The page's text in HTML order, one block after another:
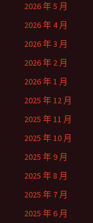
2026 年 5 月
2026 年 4 月
2026 年 3 月
2026 年 2 月
2026 年 1 月
2025 年 12 月
2025 年 11 月
2025 年 10 月
2025 年 9 月
2025 年 8 月
2025 年 7 月
2025 年 6 月